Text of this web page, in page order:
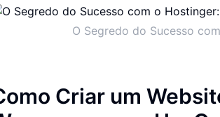
O Segredo do Sucesso
Criar um